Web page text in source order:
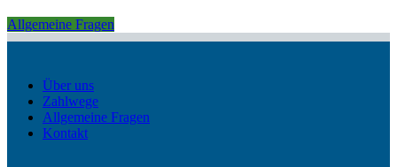
Allgemeine Fragen
Über uns
Zahlwege
Allgemeine Fragen
Kontakt